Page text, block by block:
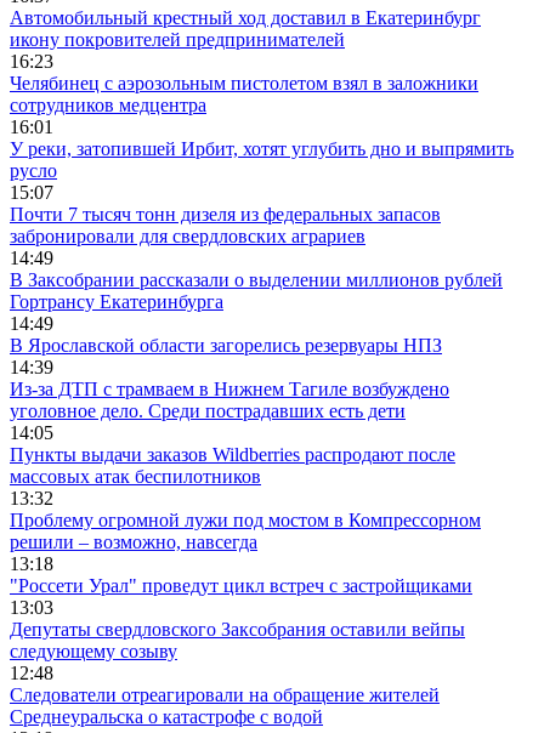
Автомобильный крестный ход доставил в Екатеринбург
икону покровителей предпринимателей
16:23
Челябинец с аэрозольным пистолетом взял в заложники
сотрудников медцентра
16:01
У реки, затопившей Ирбит, хотят углубить дно и выпрямить
русло
15:07
Почти 7 тысяч тонн дизеля из федеральных запасов
забронировали для свердловских аграриев
14:49
В Заксобрании рассказали о выделении миллионов рублей
Гортрансу Екатеринбурга
14:49
В Ярославской области загорелись резервуары НПЗ
14:39
Из-за ДТП с трамваем в Нижнем Тагиле возбуждено
уголовное дело. Среди пострадавших есть дети
14:05
Пункты выдачи заказов Wildberries распродают после
массовых атак беспилотников
13:32
Проблему огромной лужи под мостом в Компрессорном
решили – возможно, навсегда
13:18
"Россети Урал" проведут цикл встреч с застройщиками
13:03
Депутаты свердловского Заксобрания оставили вейпы
следующему созыву
12:48
Следователи отреагировали на обращение жителей
Среднеуральска о катастрофе с водой